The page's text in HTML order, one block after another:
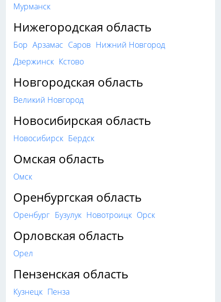
Мурманск
Нижегородская область
Бор Арзамас Саров Нижний Новгород
Дзержинск Кстово
Новгородская область
Великий Новгород
Новосибирская область
Новосибирск Бердск
Омская область
Омск
Оренбургская область
Оренбург Бузулук Новотроицк Орск
Орловская область
Орел
Пензенская область
Кузнецк Пенза